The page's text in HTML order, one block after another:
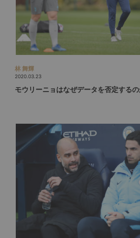
林 舞輝
2020.03.23
モウリーニョはなぜデータを否定するの